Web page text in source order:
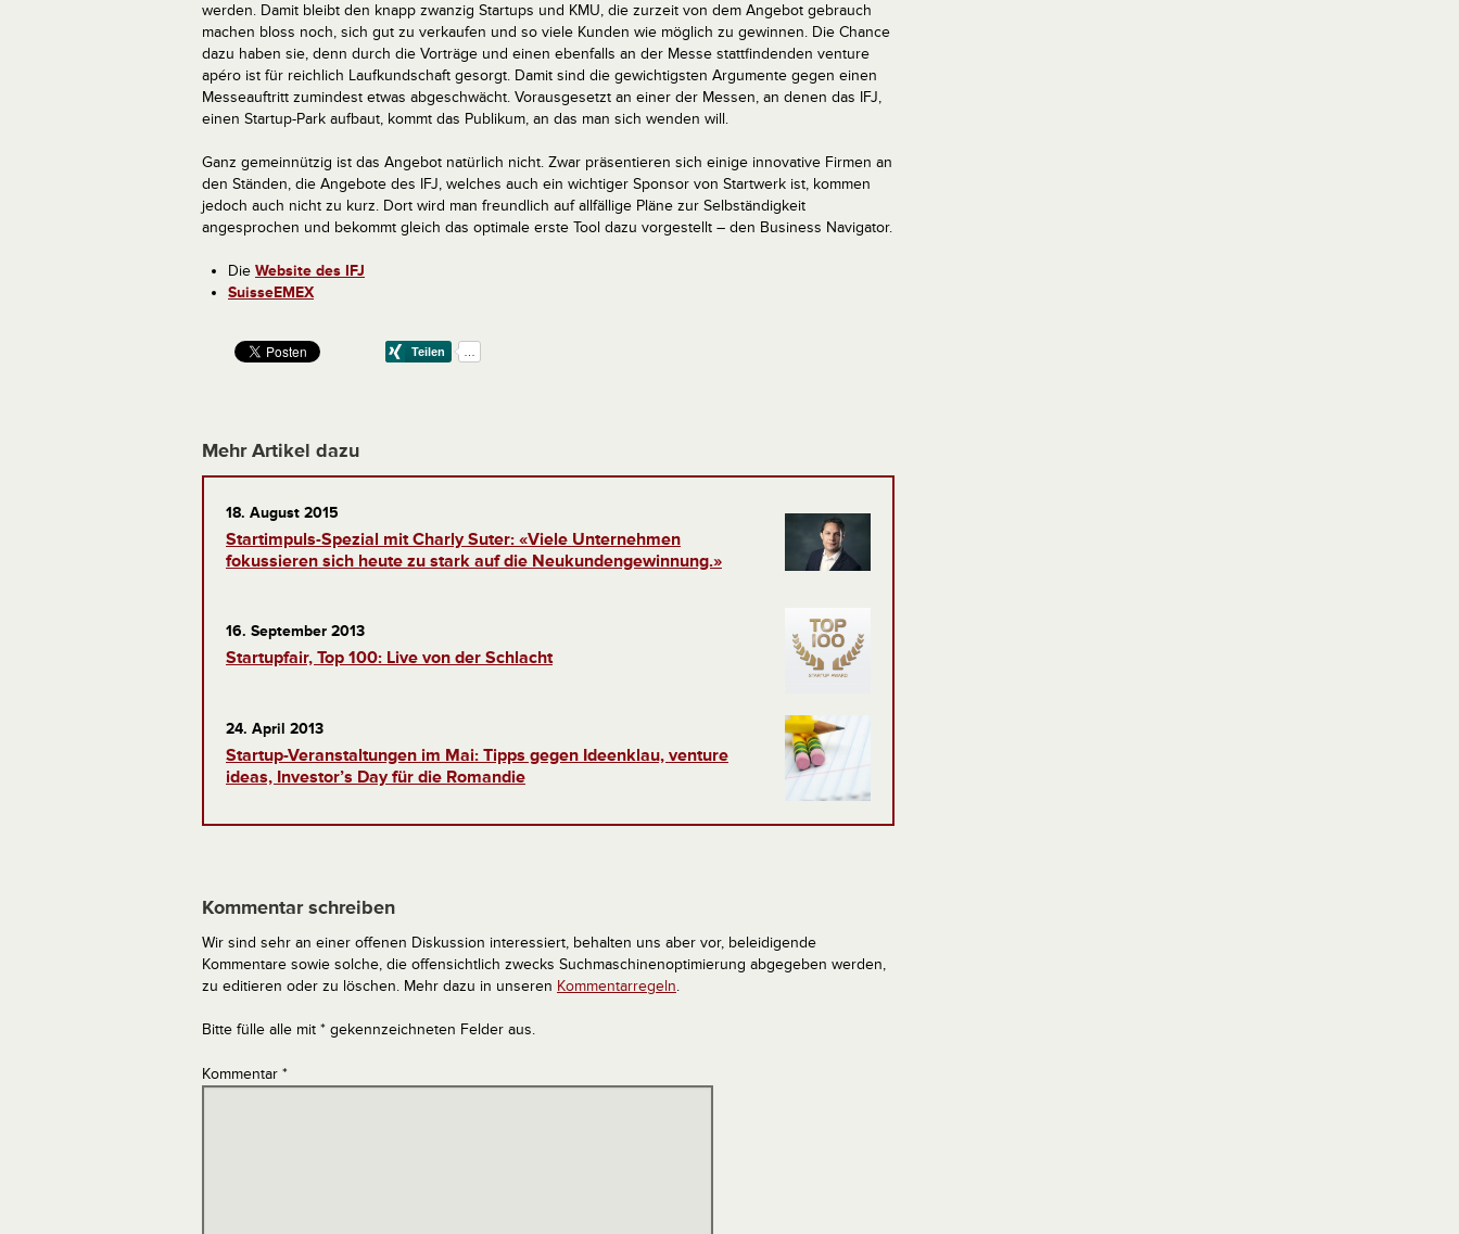
werden. Damit bleibt den knapp zwanzig Startups und KMU, die zurzeit von dem Angebot gebrauch
machen bloss noch, sich gut zu verkaufen und so viele Kunden wie möglich zu gewinnen. Die Chance
dazu haben sie, denn durch die Vorträge und einen ebenfalls an der Messe stattfindenden venture
apéro ist für reichlich Laufkundschaft gesorgt. Damit sind die gewichtigsten Argumente gegen einen
Messeauftritt zumindest etwas abgeschwächt. Vorausgesetzt an einer der Messen, an denen das IFJ,
einen Startup-Park aufbaut, kommt das Publikum, an das man sich wenden will.
Ganz gemeinnützig ist das Angebot natürlich nicht. Zwar präsentieren sich einige innovative Firmen an
den Ständen, die Angebote des IFJ, welches auch ein wichtiger Sponsor von Startwerk ist, kommen
jedoch auch nicht zu kurz. Dort wird man freundlich auf allfällige Pläne zur Selbständigkeit
angesprochen und bekommt gleich das optimale erste Tool dazu vorgestellt – den Business Navigator.
Die Website des IFJ
SuisseEMEX
Mehr Artikel dazu
18. August 2015
Startimpuls-Spezial mit Charly Suter: «Viele Unternehmen
fokussieren sich heute zu stark auf die Neukundengewinnung.»
16. September 2013
Startupfair, Top 100: Live von der Schlacht
24. April 2013
Startup-Veranstaltungen im Mai: Tipps gegen Ideenklau, venture
ideas, Investor’s Day für die Romandie
Kommentar schreiben
Wir sind sehr an einer offenen Diskussion interessiert, behalten uns aber vor, beleidigende
Kommentare sowie solche, die offensichtlich zwecks Suchmaschinenoptimierung abgegeben werden,
zu editieren oder zu löschen. Mehr dazu in unseren Kommentarregeln.
Bitte fülle alle mit * gekennzeichneten Felder aus.
Kommentar *